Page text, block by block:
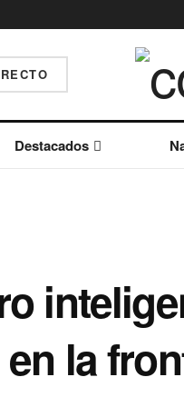
Destacados
la